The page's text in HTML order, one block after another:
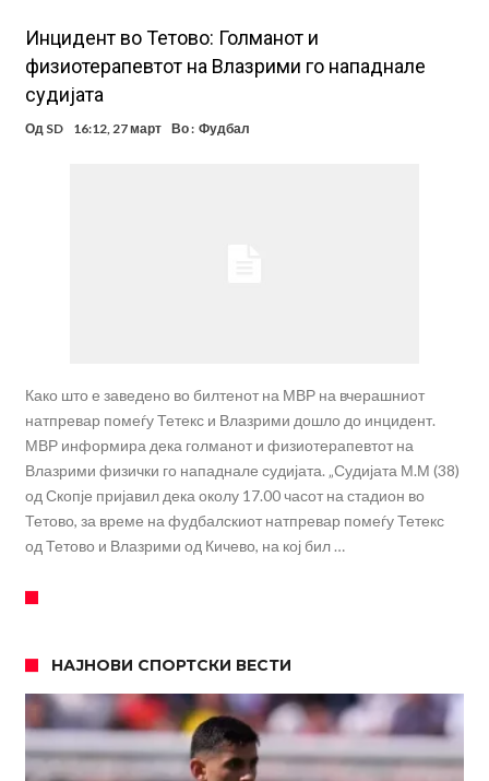
Инцидент во Тетово: Голманот и
физиотерапевтот на Влазрими го нападнале
судијата
Од SD 16:12, 27 март Во : Фудбал
Како што е заведено во билтенот на МВР на вчерашниот
натпревар помеѓу Тетекс и Влазрими дошло до инцидент.
МВР информира дека голманот и физиотерапевтот на
Влазрими физички го нападнале судијата. „Судијата М.М (38)
од Скопје пријавил дека околу 17.00 часот на стадион во
Тетово, за време на фудбалскиот натпревар помеѓу Тетекс
од Тетово и Влазрими од Кичево, на кој бил …
НАЈНОВИ СПОРТСКИ ВЕСТИ